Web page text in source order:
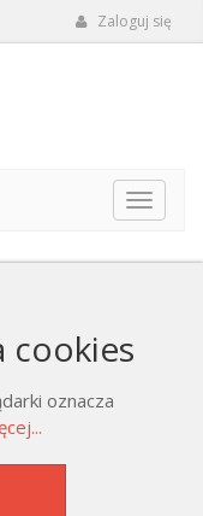
Zaloguj się
Toggle
cookies
oznacza